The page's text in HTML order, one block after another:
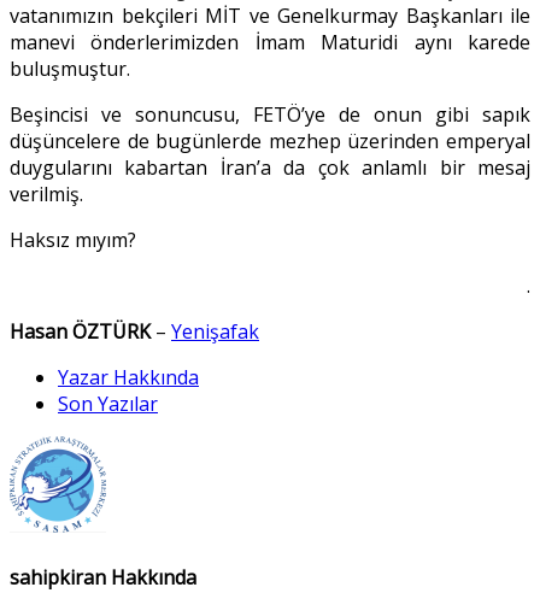
vatanımızın bekçileri MİT ve Genelkurmay Başkanları ile
manevi önderlerimizden İmam Maturidi aynı karede
buluşmuştur.
Beşincisi ve sonuncusu, FETÖ’ye de onun gibi sapık
düşüncelere de bugünlerde mezhep üzerinden emperyal
duygularını kabartan İran’a da çok anlamlı bir mesaj
verilmiş.
Haksız mıyım?
.
Hasan ÖZTÜRK– Yenişafak
Yazar Hakkında
Son Yazılar
sahipkiran Hakkında